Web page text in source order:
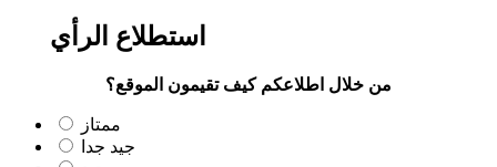
استطلاع الرأي
من خلال اطلاعكم كيف تقيمون الموقع؟
ممتاز
جيد جدا